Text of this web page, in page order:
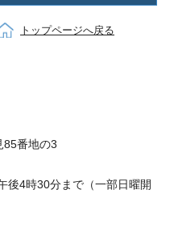
トップページへ戻る
番地の3
後4時30分まで（一部日曜開